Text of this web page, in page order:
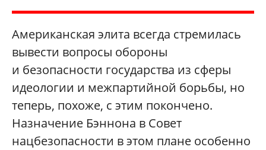
Американская элита всегда стремилась
вывести вопросы обороны
и безопасности государства из сферы
идеологии и межпартийной борьбы, но
теперь, похоже, с этим покончено.
Назначение Бэннона в Совет
нацбезопасности в этом плане особенно